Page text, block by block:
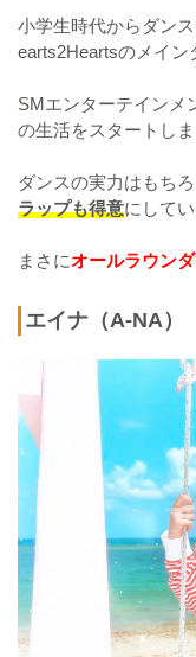
小学生時代からダン
earts2Heartsのメイン
SMエンターテインメ
の生活をスタートしま
ダンスの実力はもち
ラップも得意にしてい
まさにオールラウン
エイナ（A-NA）